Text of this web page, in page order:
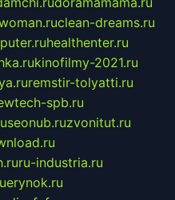
clean-dreams.ru
healthenter.ru
kinofilmy-2021.ru
remstir-tolyatti.ru
spb.ru
seonub.ruzvonitut.ru
ru-industria.ru
erynok.ru